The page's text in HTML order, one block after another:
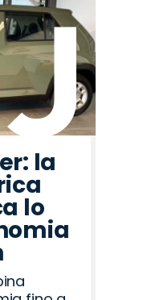
la
lo